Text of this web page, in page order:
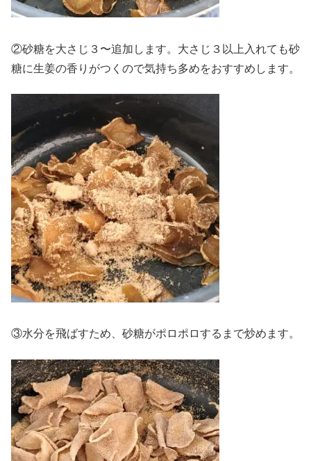
②砂糖を大さじ３〜追加します。大さじ３以上入れても砂
糖に生姜の香りがつくので気持ち多めをおすすめします。
③水分を飛ばすため、砂糖がポロポロするまで炒めます。